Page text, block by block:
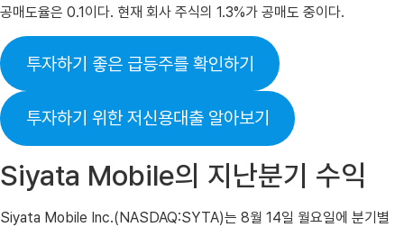
공매도율은 0.1이다. 현재 회사 주식의 1.3%가 공매도 중이다.
투자하기 좋은 급등주를 확인하기
투자하기 위한 저신용대출 알아보기
Siyata Mobile의 지난분기 수익
Siyata Mobile Inc.(NASDAQ:SYTA)는 8월 14일 월요일에 분기별